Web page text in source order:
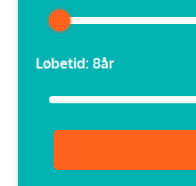
Løbetid: 8år